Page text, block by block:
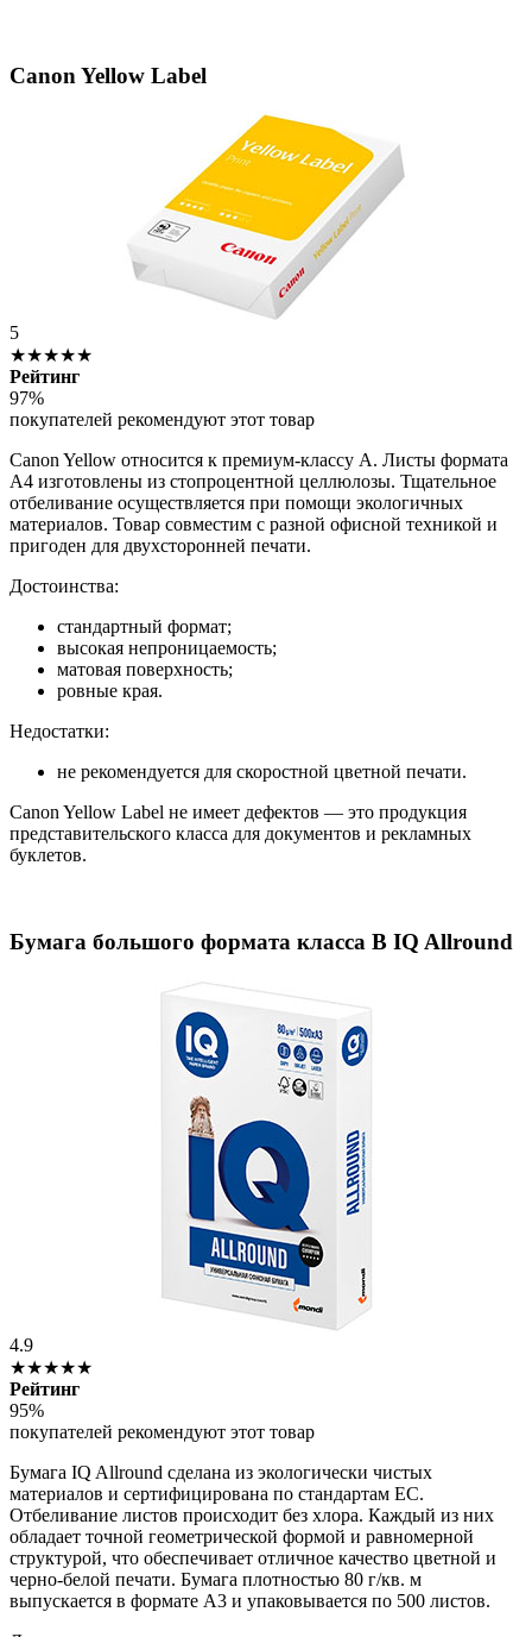
Canon Yellow Label
5
★★★★★
Рейтинг
97%
покупателей рекомендуют этот товар
Canon Yellow относится к премиум-классу А. Листы формата
А4 изготовлены из стопроцентной целлюлозы. Тщательное
отбеливание осуществляется при помощи экологичных
материалов. Товар совместим с разной офисной техникой и
пригоден для двухсторонней печати.
Достоинства:
стандартный формат;
высокая непроницаемость;
матовая поверхность;
ровные края.
Недостатки:
не рекомендуется для скоростной цветной печати.
Canon Yellow Label не имеет дефектов — это продукция
представительского класса для документов и рекламных
буклетов.
Бумага большого формата класса В IQ Allround
4.9
★★★★★
Рейтинг
95%
покупателей рекомендуют этот товар
Бумага IQ Allround сделана из экологически чистых
материалов и сертифицирована по стандартам ЕС.
Отбеливание листов происходит без хлора. Каждый из них
обладает точной геометрической формой и равномерной
структурой, что обеспечивает отличное качество цветной и
черно-белой печати. Бумага плотностью 80 г/кв. м
выпускается в формате А3 и упаковывается по 500 листов.